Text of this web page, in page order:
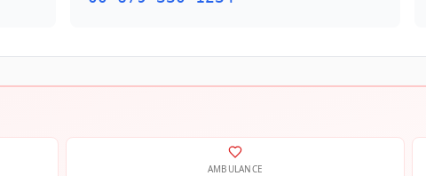
AMBULANCE